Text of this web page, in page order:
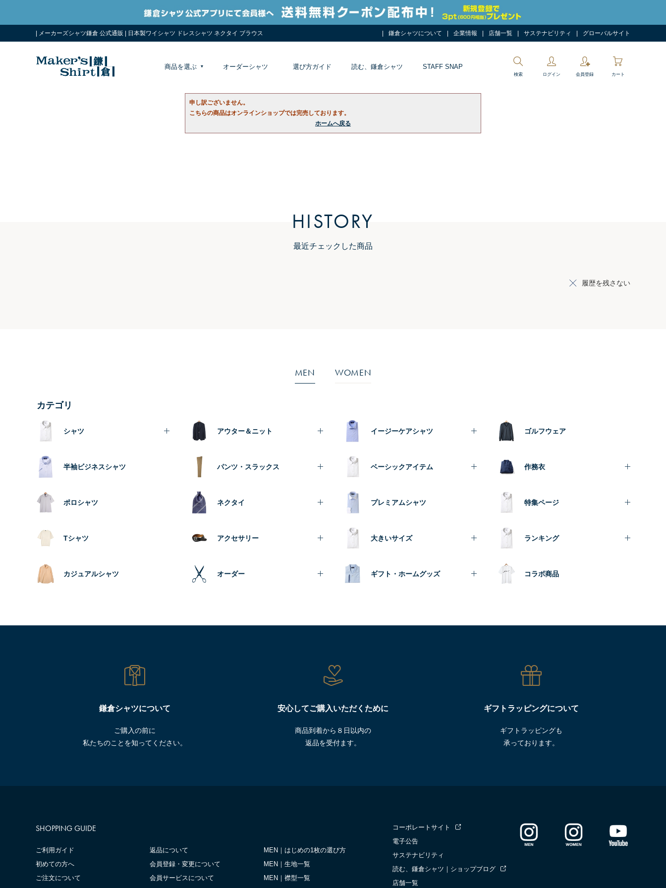
| メーカーズシャツ鎌倉 公式通販 | 日本製ワイシャツ ドレスシャツ ネクタイ ブラウス 鎌倉シャツについて 企業情報 店舗一覧 サステナビリティ グローバルサイト
商品を選ぶ オーダーシャツ 選び方ガイド 読む、鎌倉シャツ STAFF SNAP
検索 ログイン 会員登録 カート
申し訳ございません。
こちらの商品はオンラインショップでは完売しております。
ホームへ戻る
HISTORY
最近チェックした商品
履歴を残さない
MEN WOMEN
カテゴリ
シャツ
半袖ビジネスシャツ
ポロシャツ
Tシャツ
カジュアルシャツ
アウター＆ニット
パンツ・スラックス
ネクタイ
アクセサリー
オーダー
イージーケアシャツ
ベーシックアイテム
プレミアムシャツ
大きいサイズ
ギフト・ホームグッズ
ゴルフウェア
作務衣
特集ページ
ランキング
コラボ商品
鎌倉シャツについて
ご購入の前に
私たちのことを知ってください。
安心してご購入いただくために
商品到着から８日以内の
返品を受付ます。
ギフトラッピングについて
ギフトラッピングも
承っております。
SHOPPING GUIDE
ご利用ガイド
初めての方へ
ご注文について
返品について
会員登録・変更について
会員サービスについて
MEN｜はじめの1枚の選び方
MEN｜生地一覧
MEN｜襟型一覧
コーポレートサイト
電子公告
サステナビリティ
読む、鎌倉シャツ｜ショップブログ
店舗一覧